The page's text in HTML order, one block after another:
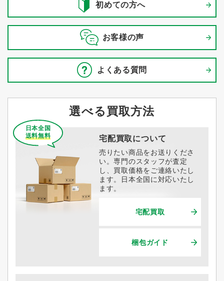
初めての方へ
お客様の声
よくある質問
選べる買取方法
宅配買取について
日本全国
送料無料
売りたい商品をお送りくださ
い。専門のスタッフが査定
し、買取価格をご連絡いたし
ます。日本全国に対応いたし
ます。
宅配買取
梱包ガイド